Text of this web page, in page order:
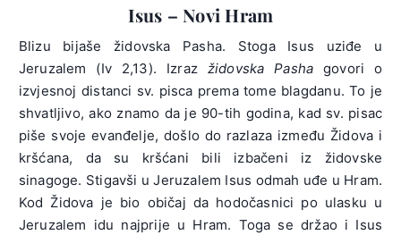
Isus – Novi Hram
Blizu bijaše židovska Pasha. Stoga Isus uziđe u
Jeruzalem (Iv 2,13). Izraz židovska Pasha govori o
izvjesnoj distanci sv. pisca prema tome blagdanu. To je
shvatljivo, ako znamo da je 90-tih godina, kad sv. pisac
piše svoje evanđelje, došlo do razlaza između Židova i
kršćana, da su kršćani bili izbačeni iz židovske
sinagoge. Stigavši u Jeruzalem Isus odmah uđe u Hram.
Kod Židova je bio običaj da hodočasnici po ulasku u
Jeruzalem idu najprije u Hram. Toga se držao i Isus